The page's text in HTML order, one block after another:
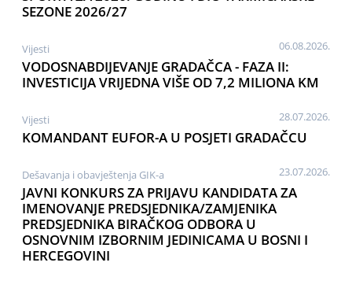
SEZONE 2026/27
Vijesti 06.08.2026.
VODOSNABDIJEVANJE GRADAČCA - FAZA II:
INVESTICIJA VRIJEDNA VIŠE OD 7,2 MILIONA KM
Vijesti 28.07.2026.
KOMANDANT EUFOR-A U POSJETI GRADAČCU
Dešavanja i obavještenja GIK-a 23.07.2026.
JAVNI KONKURS ZA PRIJAVU KANDIDATA ZA
IMENOVANJE PREDSJEDNIKA/ZAMJENIKA
PREDSJEDNIKA BIRAČKOG ODBORA U
OSNOVNIM IZBORNIM JEDINICAMA U BOSNI I
HERCEGOVINI